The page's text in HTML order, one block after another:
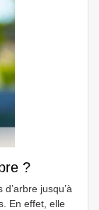
?
jusqu’à
En effet, elle